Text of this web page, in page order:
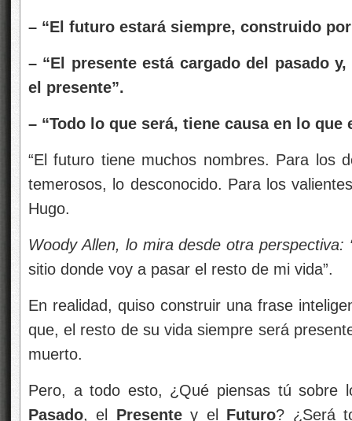
– “El futuro estará siempre, construido
– “El presente está cargado del pasado
el presente”.
– “Todo lo que será, tiene causa en lo que
“El futuro tiene muchos nombres. Para los
temerosos, lo desconocido. Para los
Hugo.
Woody Allen, lo mira desde otra perspectiva:
sitio donde voy a pasar el resto de mi vida”.
En realidad, quiso construir una frase
que, el resto de su vida siempre será
muerto.
Pero, a todo esto, ¿Qué piensas tú sobre
Pasado, el Presentey el Futuro? ¿Será